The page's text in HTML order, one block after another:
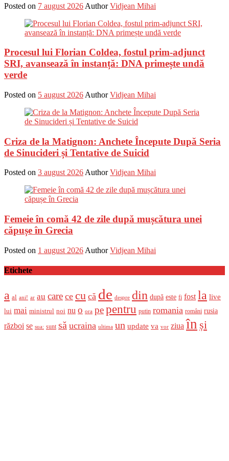
Posted on 7 august 2026 Author Vidjean Mihai
Procesul lui Florian Coldea, fostul prim-adjunct
SRI, avansează în instanță: DNA primește undă
verde
Posted on 5 august 2026 Author Vidjean Mihai
Criza de la Matignon: Anchete Începute După Seria
de Sinucideri și Tentative de Suicid
Posted on 3 august 2026Author Vidjean Mihai
Femeie în comă 42 de zile după mușcătura unei
căpușe în Grecia
Posted on 1 august 2026 Author Vidjean Mihai
Etichete
a al ani! ar au care ce cu că de despre din după este fi fost la live
lui mai ministrul noi nu o ora pepentru putin romania români rusia
război se sua: sunt să ucraina ultima un update va vor ziua în și